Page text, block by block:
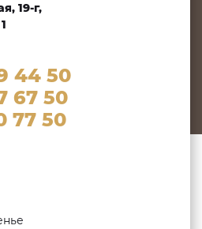
19-г,
44 50
67 50
77 50